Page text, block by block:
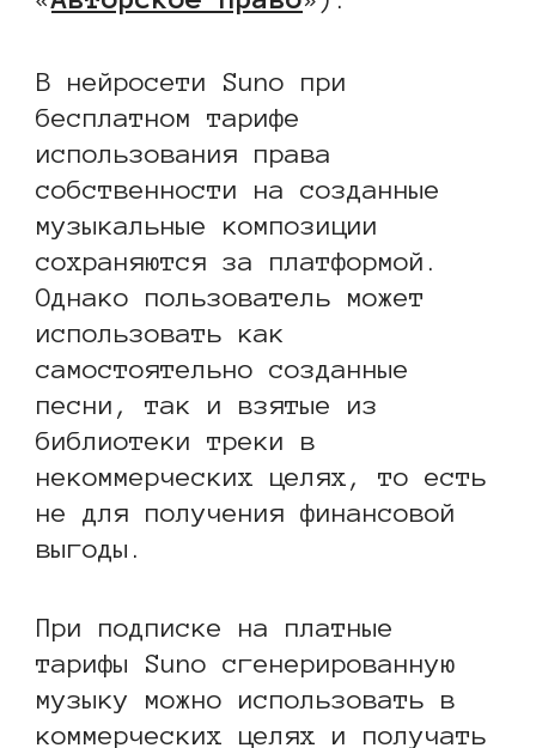
В нейросети Suno при
бесплатном тарифе
использования права
собственности на созданные
музыкальные композиции
сохраняются за платформой.
Однако пользователь может
использовать как
самостоятельно созданные
песни, так и взятые из
библиотеки треки в
некоммерческих целях, то есть
не для получения финансовой
выгоды.
При подписке на платные
тарифы Suno сгенерированную
музыку можно использовать в
коммерческих целях и получать